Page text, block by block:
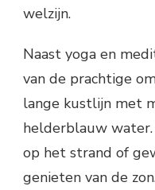
welzijn.
Naast yoga en
van de prachtige
lange kustlijn met
helderblauw water.
op het strand of
genieten van de